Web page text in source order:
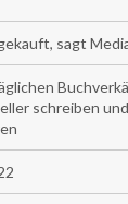
sagt
schreiben